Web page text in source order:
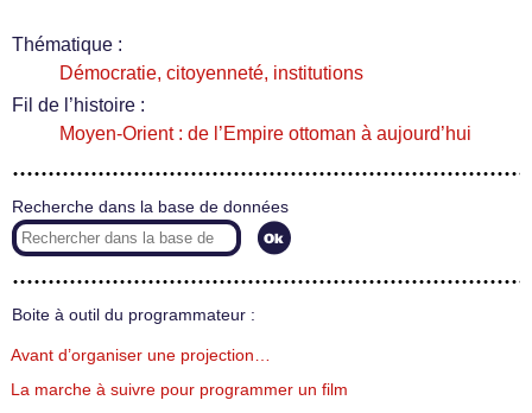
Thématique :
Démocratie, citoyenneté, institutions
Fil de l’histoire :
Moyen-Orient : de l’Empire ottoman à aujourd’hui
Recherche dans la base de données
Boite à outil du programmateur :
Avant d’organiser une projection…
La marche à suivre pour programmer un film